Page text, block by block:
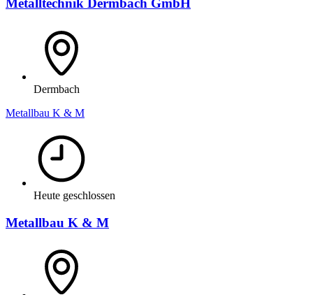
Metalltechnik Dermbach GmbH
Dermbach
Metallbau K & M
Heute geschlossen
Metallbau K & M